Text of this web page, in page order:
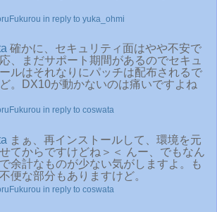
in reply to yuka_ohmi
確かに、セキュリティ面はやや不安で
、まだサポート期間があるのでセキュ
ルはそれなりにパッチは配布されるで
。DX10が動かないのは痛いですよね
in reply to coswata
まぁ、再インストールして、環境を元
てからですけどね＞＜ んー、でもなん
余計なものが少ない気がしますよ。も
便な部分もありますけど。
in reply to coswata